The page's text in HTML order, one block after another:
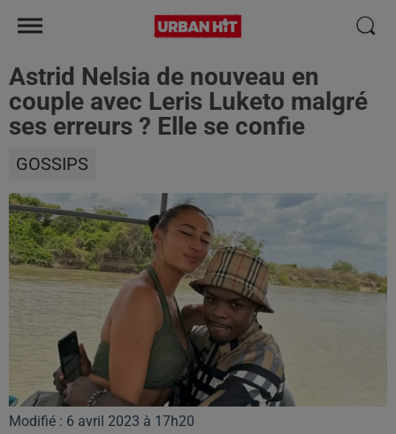
Astrid Nelsia de nouveau en
couple avec Leris Luketo malgré
ses erreurs ? Elle se confie
GOSSIPS
Modifié : 6 avril 2023 à 17h20